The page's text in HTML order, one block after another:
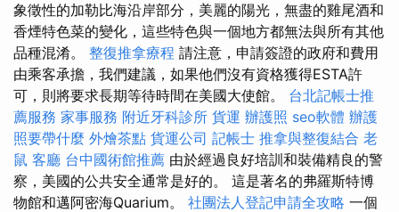
象徵性的加勒比海沿岸部分，美麗的陽光，無盡的雞尾酒和
香煙特色菜的變化，這些特色與一個地方都無法與所有其他
品種混淆。 整復推拿療程 請注意，申請簽證的政府和費用
由乘客承擔，我們建議，如果他們沒有資格獲得ESTA許
可，則將要求長期等待時間在美國大使館。 台北記帳士推
薦服務 家事服務 附近牙科診所 貨運 辦護照 seo軟體 辦護
照要帶什麼 外燴茶點 貨運公司 記帳士 推拿與整復結合 老
鼠 客廳 台中國術館推薦 由於經過良好培訓和裝備精良的警
察，美國的公共安全通常是好的。 這是著名的弗羅斯特博
物館和邁阿密海Quarium。 社團法人登記申請全攻略 一個